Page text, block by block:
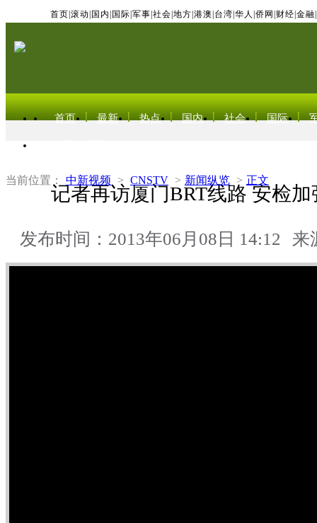
首页 滚动 国内 国际 军事 社会 地方 港澳 台湾 华人 侨网 财经 金融
首页 最新 热点 国内 社会 国际
当前位置： 中新视频 > CNSTV > 新闻纵览 > 正文
记者再访厦门BRT线路 安检
发布时间：2013年06月08日 14:12 来